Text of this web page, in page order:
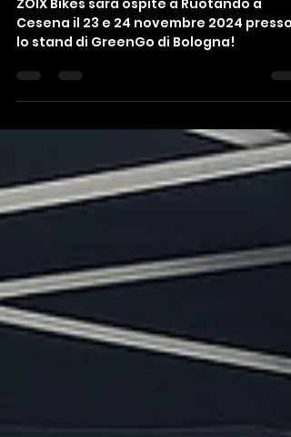
lo stand di GreenGo di
Bologna!
ZOIX Bikes sarà ospite a Ruotando a
Cesena il 23 e 24 novembre 2024 presso